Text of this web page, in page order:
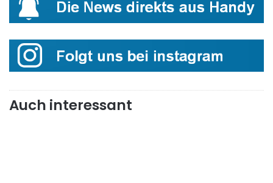
Auch interessant